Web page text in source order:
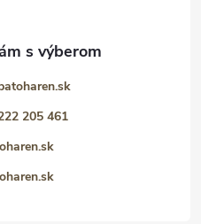
205 461